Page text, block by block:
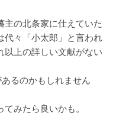
主の北条家に仕えていた
代々「小太郎」と言われ
以上の詳しい文献がない
るのかもしれません
みたら良いかも。